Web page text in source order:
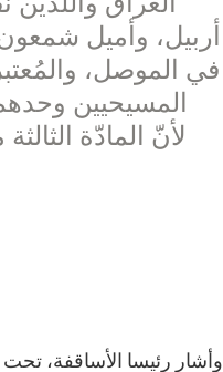
أربيل، وأميل شمعون
في الموصل،
المسيحيين
لأنّ المادّة
وأشار رئيسا الأساقفة،